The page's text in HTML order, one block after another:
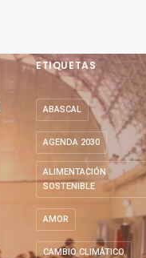
ETIQUETAS
ABASCAL
AGENDA 2030
ALIMENTACIÓN
SOSTENIBLE
AMOR
CAMBIO CLIMÁTICO